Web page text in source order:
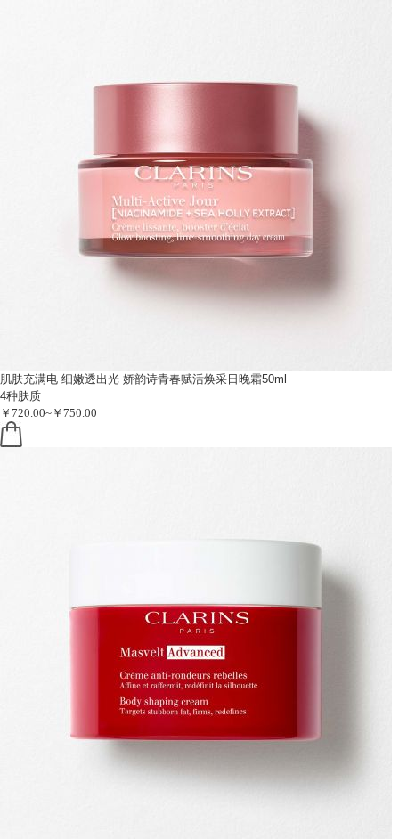
肌肤充满电 细嫩透出光 娇韵诗青春赋活焕采日晚霜50ml
4种肤质
￥720.00~￥750.00